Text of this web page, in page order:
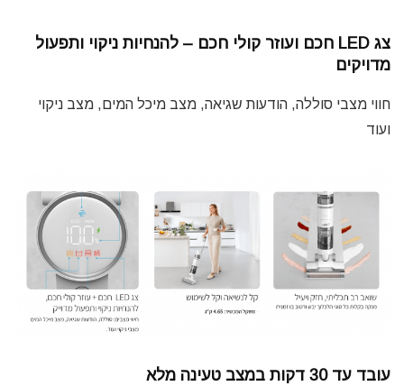
צג LED חכם ועוזר קולי חכם – להנחיות ניקוי ותפעול
מדויקים
חווי מצבי סוללה, הודעות שגיאה, מצב מיכל המים, מצב ניקוי
ועוד
עובד עד 30 דקות במצב טעינה מלא